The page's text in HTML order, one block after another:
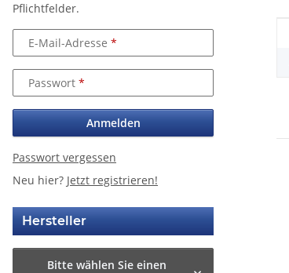
Pflichtfelder.
E-Mail-Adresse
Passwort
Anmelden
Passwort vergessen
Neu hier? Jetzt registrieren!
Hersteller
Bitte wählen Sie einen